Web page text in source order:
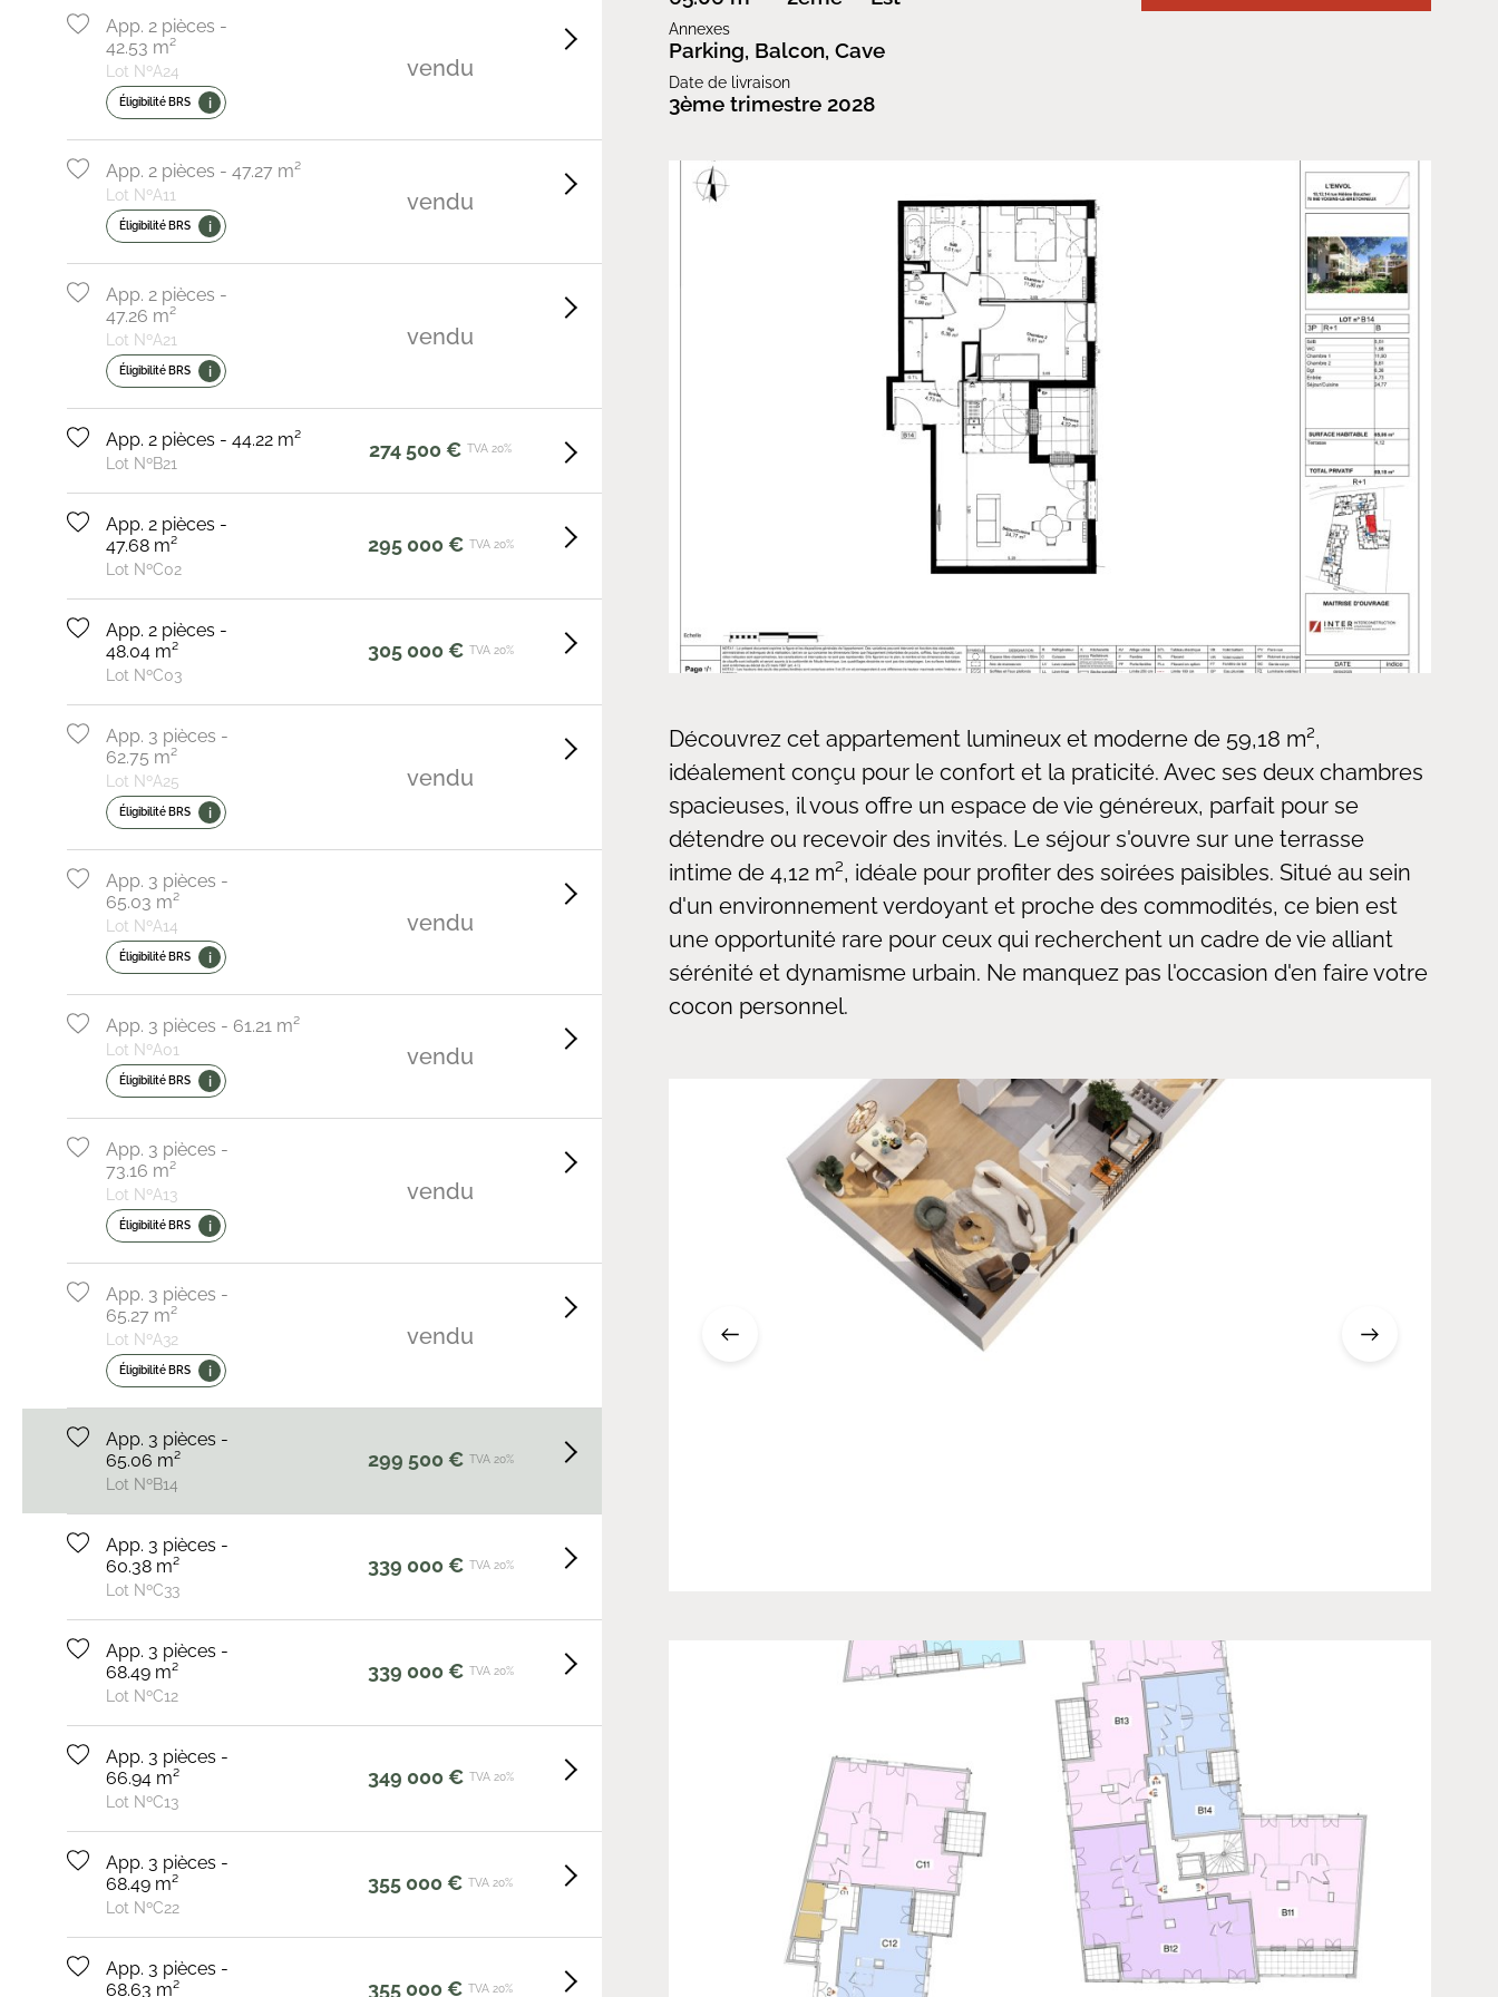
App. 2 pièces -
42.53 m²
Lot NºA24
Éligibilité BRS i
vendu
App. 2 pièces - 47.27 m²
Lot NºA11
Éligibilité BRS i
vendu
App. 2 pièces -
47.26 m²
Lot NºA21
Éligibilité BRS i
vendu
App. 2 pièces - 44.22 m²
Lot NºB21
274 500 € TVA 20%
App. 2 pièces -
47.68 m²
Lot NºC02
295 000 € TVA 20%
App. 2 pièces -
48.04 m²
Lot NºC03
305 000 € TVA 20%
App. 3 pièces -
62.75 m²
Lot NºA25
Éligibilité BRS i
vendu
App. 3 pièces -
65.03 m²
Lot NºA14
Éligibilité BRS i
vendu
App. 3 pièces - 61.21 m²
Lot NºA01
Éligibilité BRS i
vendu
App. 3 pièces -
73.16 m²
Lot NºA13
Éligibilité BRS i
vendu
App. 3 pièces -
65.27 m²
Lot NºA32
Éligibilité BRS i
vendu
App. 3 pièces -
65.06 m²
Lot NºB14
299 500 € TVA 20%
App. 3 pièces -
60.38 m²
Lot NºC33
339 000 € TVA 20%
App. 3 pièces -
68.49 m²
Lot NºC12
339 000 € TVA 20%
App. 3 pièces -
66.94 m²
Lot NºC13
349 000 € TVA 20%
App. 3 pièces -
68.49 m²
Lot NºC22
355 000 € TVA 20%
App. 3 pièces -
68.63 m²
355 000 € TVA 20%
Annexes
Parking, Balcon, Cave
Date de livraison
3ème trimestre 2028
Découvrez cet appartement lumineux et moderne de 59,18 m²,
idéalement conçu pour le confort et la praticité. Avec ses deux chambres
spacieuses, il vous offre un espace de vie généreux, parfait pour se
détendre ou recevoir des invités. Le séjour s'ouvre sur une terrasse
intime de 4,12 m², idéale pour profiter des soirées paisibles. Situé au sein
d'un environnement verdoyant et proche des commodités, ce bien est
une opportunité rare pour ceux qui recherchent un cadre de vie alliant
sérénité et dynamisme urbain. Ne manquez pas l'occasion d'en faire votre
cocon personnel.